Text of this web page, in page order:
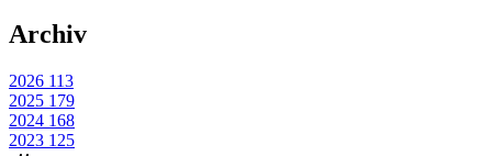
Archiv
2026 113
2025 179
2024 168
2023 125